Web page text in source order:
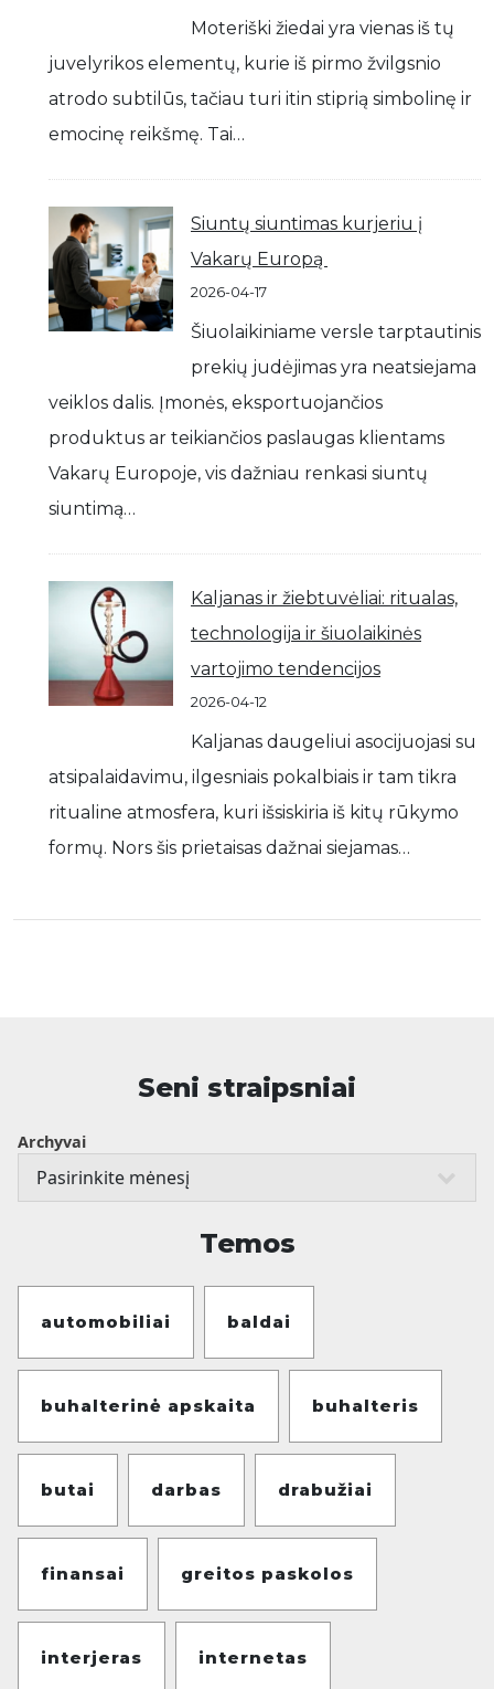
Moteriški žiedai yra vienas iš tų
juvelyrikos elementų, kurie iš pirmo žvilgsnio
atrodo subtilūs, tačiau turi itin stiprią simbolinę ir
emocinę reikšmę. Tai…
Siuntų siuntimas kurjeriu į
Vakarų Europą
2026-04-17
Šiuolaikiniame versle tarptautinis
prekių judėjimas yra neatsiejama
veiklos dalis. Įmonės, eksportuojančios
produktus ar teikiančios paslaugas klientams
Vakarų Europoje, vis dažniau renkasi siuntų
siuntimą…
Kaljanas ir žiebtuvėliai: ritualas,
technologija ir šiuolaikinės
vartojimo tendencijos
2026-04-12
Kaljanas daugeliui asocijuojasi su
atsipalaidavimu, ilgesniais pokalbiais ir tam tikra
ritualine atmosfera, kuri išsiskiria iš kitų rūkymo
formų. Nors šis prietaisas dažnai siejamas…
Seni straipsniai
Archyvai
Temos
automobiliai baldai
buhalterinė apskaita buhalteris
butai darbas drabužiai
finansai greitos paskolos
interjeras internetas